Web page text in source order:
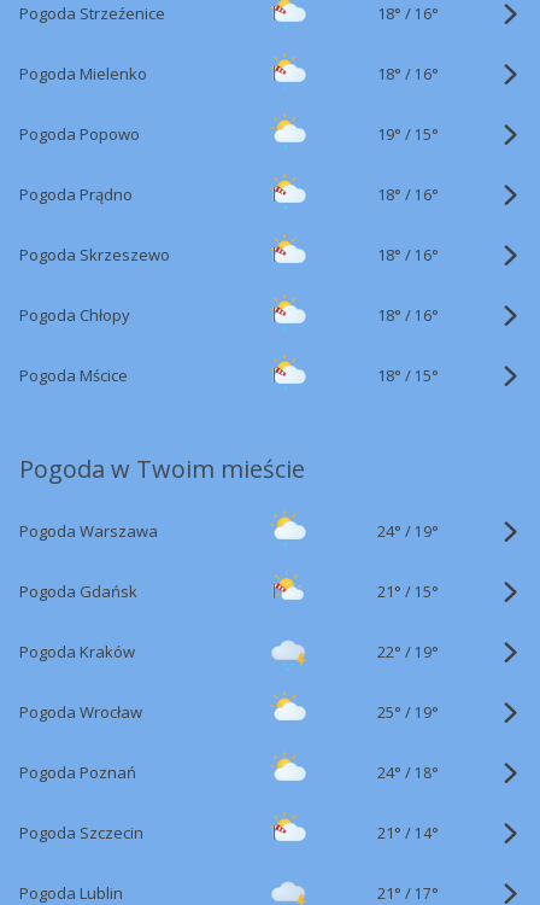
Pogoda Strzeźenice 18° / 16°
Pogoda Mielenko 18° / 16°
Pogoda Popowo 19° / 15°
Pogoda Prądno 18° / 16°
Pogoda Skrzeszewo 18° / 16°
Pogoda Chłopy 18° / 16°
Pogoda Mścice 18° / 15°
Pogoda w Twoim mieście
Pogoda Warszawa 24° / 19°
Pogoda Gdańsk 21° / 15°
Pogoda Kraków 22° / 19°
Pogoda Wrocław 25° / 19°
Pogoda Poznań 24° / 18°
Pogoda Szczecin 21° / 14°
Pogoda Lublin 21° / 17°